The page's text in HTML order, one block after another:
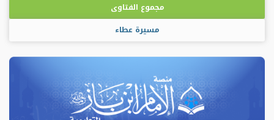
مجموع الفتاوى
مسيرة عطاء